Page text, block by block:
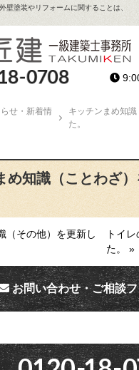
壁塗装やリフォームに関することは、
せ・新着情
キッチンまめ知
た。
め知識（ことわざ
（その他）を更新し
トイ
た。 »
お問い合わせ・ご相談